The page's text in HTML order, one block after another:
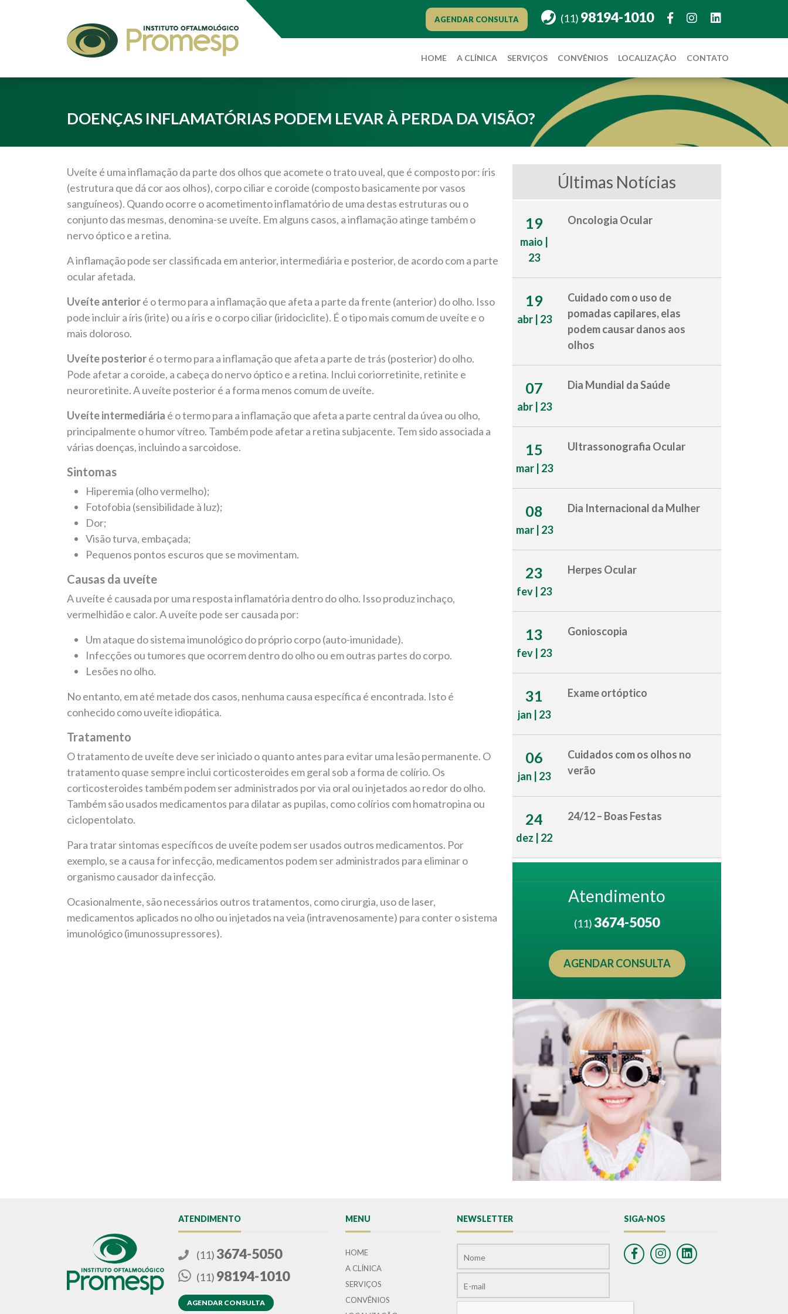
AGENDAR CONSULTA (11) 98194-1010
HOME A CLÍNICA SERVIÇOS CONVÊNIOS LOCALIZAÇÃO CONTATO
DOENÇAS INFLAMATÓRIAS PODEM LEVAR À PERDA DA VISÃO?
Uveíte é uma inflamação da parte dos olhos que acomete o trato uveal, que é composto por: íris
(estrutura que dá cor aos olhos), corpo ciliar e coroide (composto basicamente por vasos
sanguíneos). Quando ocorre o acometimento inflamatório de uma destas estruturas ou o
conjunto das mesmas, denomina-se uveíte. Em alguns casos, a inflamação atinge também o
nervo óptico e a retina.
A inflamação pode ser classificada em anterior, intermediária e posterior, de acordo com a parte
ocular afetada.
Uveíte anterioré o termo para a inflamação que afeta a parte da frente (anterior) do olho. Isso
pode incluir a íris (irite) ou a íris e o corpo ciliar (iridociclite). É o tipo mais comum de uveíte e o
mais doloroso.
Uveíte posterioré o termo para a inflamação que afeta a parte de trás (posterior) do olho.
Pode afetar a coroide, a cabeça do nervo óptico e a retina. Inclui coriorretinite, retinite e
neuroretinite. A uveíte posterior é a forma menos comum de uveíte.
Uveíte intermediária é o termo para a inflamação que afeta a parte central da úvea ou olho,
principalmente o humor vítreo. Também pode afetar a retina subjacente. Tem sido associada a
várias doenças, incluindo a sarcoidose.
Sintomas
Hiperemia (olho vermelho);
Fotofobia (sensibilidade à luz);
Dor;
Visão turva, embaçada;
Pequenos pontos escuros que se movimentam.
Causas da uveíte
A uveíte é causada por uma resposta inflamatória dentro do olho. Isso produz inchaço,
vermelhidão e calor. A uveíte pode ser causada por:
Um ataque do sistema imunológico do próprio corpo (auto-imunidade).
Infecções ou tumores que ocorrem dentro do olho ou em outras partes do corpo.
Lesões no olho.
No entanto, em até metade dos casos, nenhuma causa específica é encontrada. Isto é
conhecido como uveíte idiopática.
Tratamento
O tratamento de uveíte deve ser iniciado o quanto antes para evitar uma lesão permanente. O
tratamento quase sempre inclui corticosteroides em geral sob a forma de colírio. Os
corticosteroides também podem ser administrados por via oral ou injetados ao redor do olho.
Também são usados medicamentos para dilatar as pupilas, como colírios com homatropina ou
ciclopentolato.
Para tratar sintomas específicos de uveíte podem ser usados outros medicamentos. Por
exemplo, se a causa for infecção, medicamentos podem ser administrados para eliminar o
organismo causador da infecção.
Ocasionalmente, são necessários outros tratamentos, como cirurgia, uso de laser,
medicamentos aplicados no olho ou injetados na veia (intravenosamente) para conter o sistema
imunológico (imunossupressores).
Últimas Notícias
19
maio |
23
Oncologia Ocular
19
abr | 23
Cuidado com o uso de
pomadas capilares, elas
podem causar danos aos
olhos
07
abr | 23
Dia Mundial da Saúde
15
mar | 23
Ultrassonografia Ocular
08
mar | 23
Dia Internacional da Mulher
23
fev | 23
Herpes Ocular
13
fev | 23
Gonioscopia
31
jan | 23
Exame ortóptico
06
jan | 23
Cuidados com os olhos no
verão
24
dez | 22
24/12 – Boas Festas
Atendimento
(11)3674-5050
AGENDAR CONSULTA
ATENDIMENTO
(11) 3674-5050
(11) 98194-1010
AGENDAR CONSULTA
MENU
HOME
A CLÍNICA
SERVIÇOS
CONVÊNIOS
NEWSLETTER SIGA-NOS